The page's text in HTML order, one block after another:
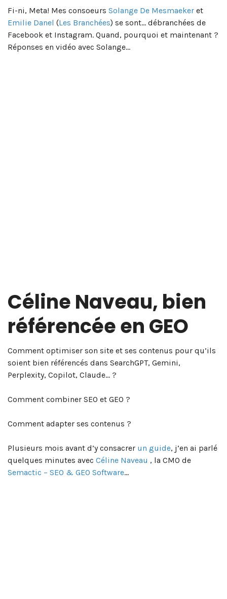
Fi-ni, Meta! Mes consoeurs Solange De Mesmaeker et
Emilie Danel (Les Branchées) se sont… débranchées de
Facebook et Instagram. Quand, pourquoi et maintenant ?
Réponses en vidéo avec Solange…
Céline Naveau, bien
référencée en GEO
Comment optimiser son site et ses contenus pour qu’ils
soient bien référencés dans SearchGPT, Gemini,
Perplexity, Copilot, Claude… ?
Comment combiner SEO et GEO ?
Comment adapter ses contenus ?
Plusieurs mois avant d’y consacrer un guide, j’en ai parlé
quelques minutes avec Céline Naveau , la CMO de
Semactic – SEO & GEO Software…